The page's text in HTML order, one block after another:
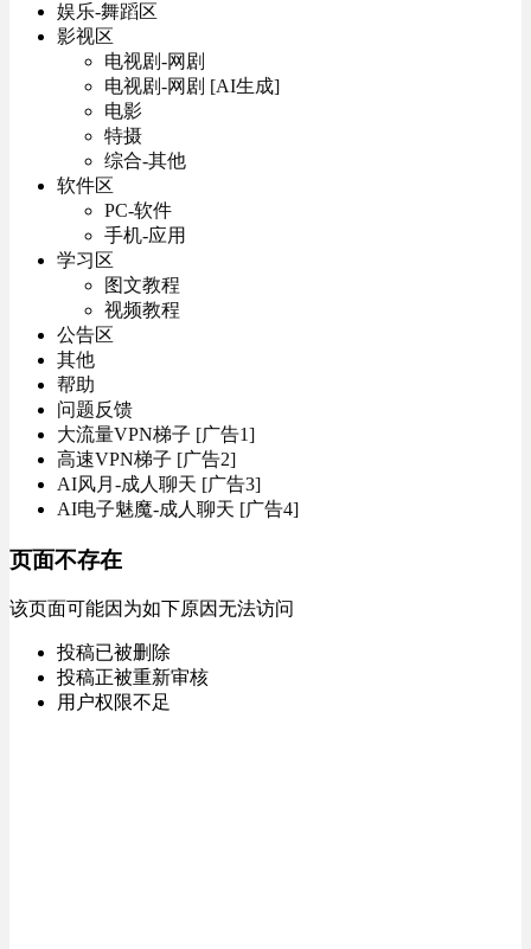
娱乐-舞蹈区
影视区
电视剧-网剧
电视剧-网剧 [AI生成]
电影
特摄
综合-其他
软件区
PC-软件
手机-应用
学习区
图文教程
视频教程
公告区
其他
帮助
问题反馈
大流量VPN梯子 [广告1]
高速VPN梯子 [广告2]
AI风月-成人聊天 [广告3]
AI电子魅魔-成人聊天 [广告4]
页面不存在
该页面可能因为如下原因无法访问
投稿已被删除
投稿正被重新审核
用户权限不足